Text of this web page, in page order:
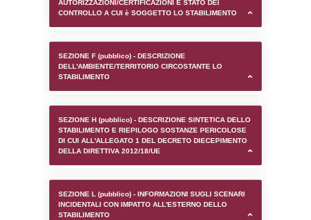
Stabilimento Logikem
comune di Ravenna
SEZIONE A1 (pubblico) - INFORMAZIONI
SEZIONE D (pubblico) - INFORMAZIONI